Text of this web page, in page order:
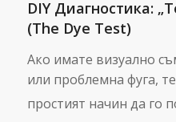
DIY Диагностика:
(The Dye Test)
Ако имате визуално
или проблемна фуга,
простият начин да го